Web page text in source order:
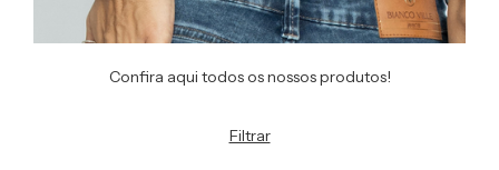
Confira aqui todos os nossos produtos!
Filtrar